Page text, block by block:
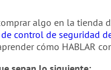
algo en la
control de seguridad
cómo HABLAR